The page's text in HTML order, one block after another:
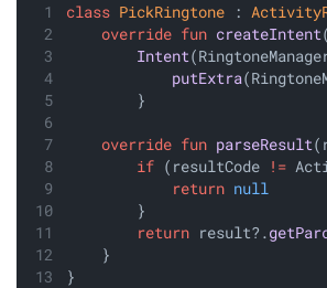
class PickRingtone :
override fun createIntent
Intent
putExtra
        }
override fun parseResult
if (resultCode !=
return null
        }
return result?.
    }
}